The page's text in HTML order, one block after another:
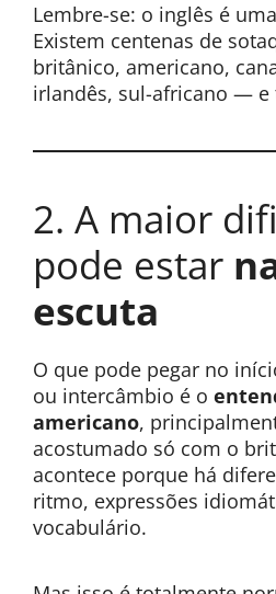
Lembre-se: o inglês é
Existem centenas de
britânico, americano,
irlandês, sul-africano — e
2. A maior
pode estar
escuta
O que pode pegar no
ou intercâmbio é o
americano,
acostumado só com o
acontece porque há
ritmo, expressões
vocabulário.